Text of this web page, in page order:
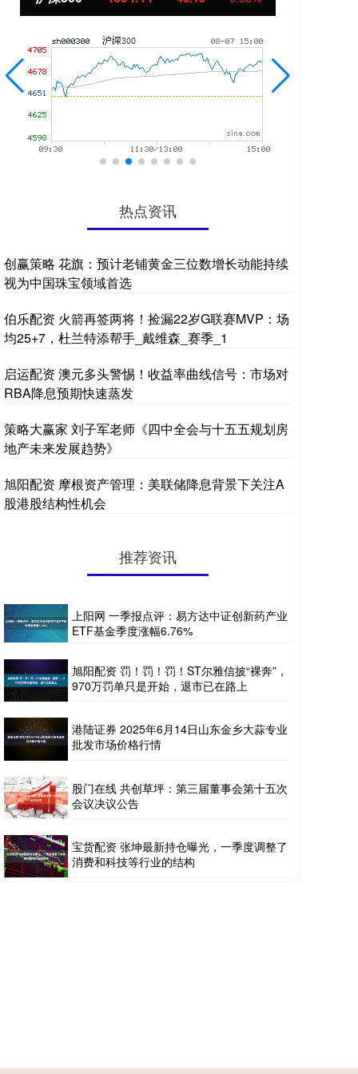
热点资讯
创赢策略 花旗：预计老铺黄金三位数增长动能持续
视为中国珠宝领域首选
伯乐配资 火箭再签两将！捡漏22岁G联赛MVP：场
均25+7，杜兰特添帮手_戴维森_赛季_1
启运配资 澳元多头警惕！收益率曲线信号：市场对
RBA降息预期快速蒸发
策略大赢家 刘子军老师《四中全会与十五五规划房
地产未来发展趋势》
旭阳配资 摩根资产管理：美联储降息背景下关注A
股港股结构性机会
推荐资讯
上阳网 一季报点评：易方达中证创新药产业
ETF基金季度涨幅6.76%
旭阳配资 罚！罚！罚！ST尔雅信披“裸奔”，
970万罚单只是开始，退市已在路上
港陆证券 2025年6月14日山东金乡大蒜专业
批发市场价格行情
股门在线 共创草坪：第三届董事会第十五次
会议决议公告
宝货配资 张坤最新持仓曝光，一季度调整了
消费和科技等行业的结构